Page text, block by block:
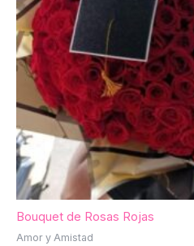
Bouquet de Rosas Rojas
Amor y Amistad